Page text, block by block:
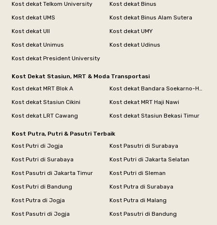
Kost dekat Telkom University
Kost dekat Binus
Kost dekat UMS
Kost dekat Binus Alam Sutera
Kost dekat UII
Kost dekat UMY
Kost dekat Unimus
Kost dekat Udinus
Kost dekat President University
Kost Dekat Stasiun, MRT & Moda Transportasi
Kost dekat MRT Blok A
Kost dekat Bandara Soekarno-Hatta
Kost dekat Stasiun Cikini
Kost dekat MRT Haji Nawi
Kost dekat LRT Cawang
Kost dekat Stasiun Bekasi Timur
Kost Putra, Putri & Pasutri Terbaik
Kost Putri di Jogja
Kost Pasutri di Surabaya
Kost Putri di Surabaya
Kost Putri di Jakarta Selatan
Kost Pasutri di Jakarta Timur
Kost Putri di Sleman
Kost Putri di Bandung
Kost Putra di Surabaya
Kost Putra di Jogja
Kost Putra di Malang
Kost Pasutri di Jogja
Kost Pasutri di Bandung